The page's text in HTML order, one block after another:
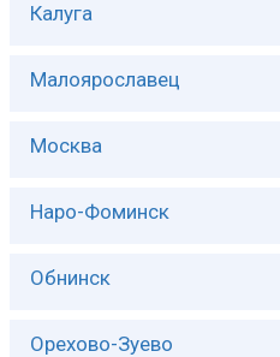
Калуга
Малоярославец
Москва
Наро-Фоминск
Обнинск
Орехово-Зуево